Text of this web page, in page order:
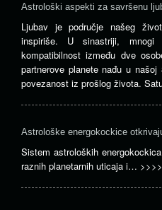
Astrološki aspekti za savršenu
Ljubav je područje našeg
inspiriše. U sinastriji, mnogi
kompatibilnost između dve
partnerove planete nađu u
povezanost iz prošlog života.
Astrološke energokockice
Sistem astroloških
raznih planetarnih uticaja i… >>>>